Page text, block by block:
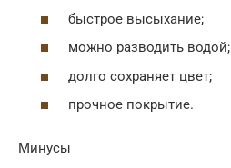
быстрое высыхание;
можно разводить водой;
долго сохраняет цвет;
прочное покрытие.
Минусы